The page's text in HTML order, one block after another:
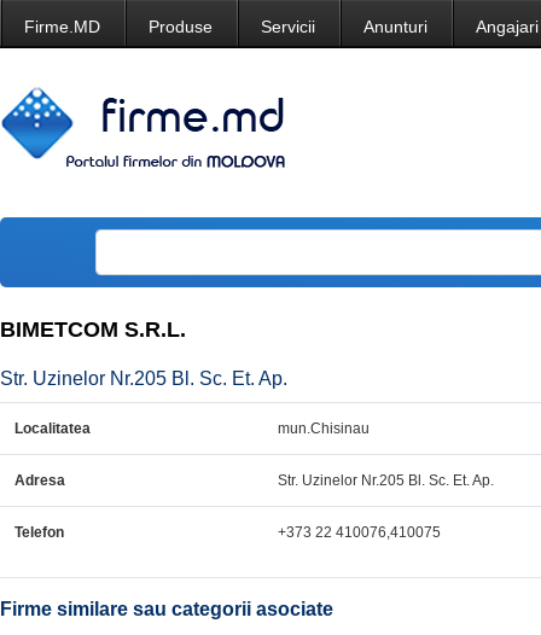
Firme.MD Produse Servicii Anunturi Angajari
BIMETCOM S.R.L.
Str. Uzinelor Nr.205 Bl. Sc. Et. Ap.
Localitatea mun.Chisinau
Adresa Str. Uzinelor Nr.205 Bl. Sc. Et. Ap.
Telefon +373 22 410076,410075
Firme similare sau categorii asociate